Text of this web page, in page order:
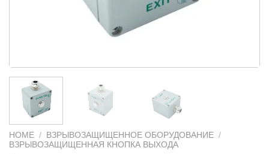
HOME / ВЗРЫВОЗАЩИЩЕННОЕ ОБОРУДОВАНИЕ /
ВЗРЫВОЗАЩИЩЕННАЯ КНОПКА ВЫХОДА